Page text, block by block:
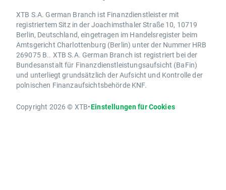
XTB S.A. German Branch ist Finanzdienstleister mit
registriertem Sitz in der Joachimsthaler Straße 10, 10719
Berlin, Deutschland, eingetragen im Handelsregister beim
Amtsgericht Charlottenburg (Berlin) unter der Nummer HRB
269075 B.. XTB S.A. German Branch ist registriert bei der
Bundesanstalt für Finanzdienstleistungsaufsicht (BaFin)
und unterliegt grundsätzlich der Aufsicht und Kontrolle der
polnischen Finanzaufsichtsbehörde KNF.
Copyright 2026 © XTB•Einstellungen für Cookies